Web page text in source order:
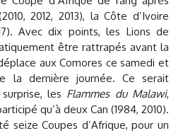
2012, 2013), la Côte d’Ivoire
Avec dix points, les Lions de
être rattrapés avant la
aux Comores ce samedi et
la dernière journée. Ce serait
les Flammes du Malawi,
qu’à deux Can (1984, 2010).
seize Coupes d’Afrique, pour un